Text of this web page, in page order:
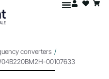
converters /
00107633